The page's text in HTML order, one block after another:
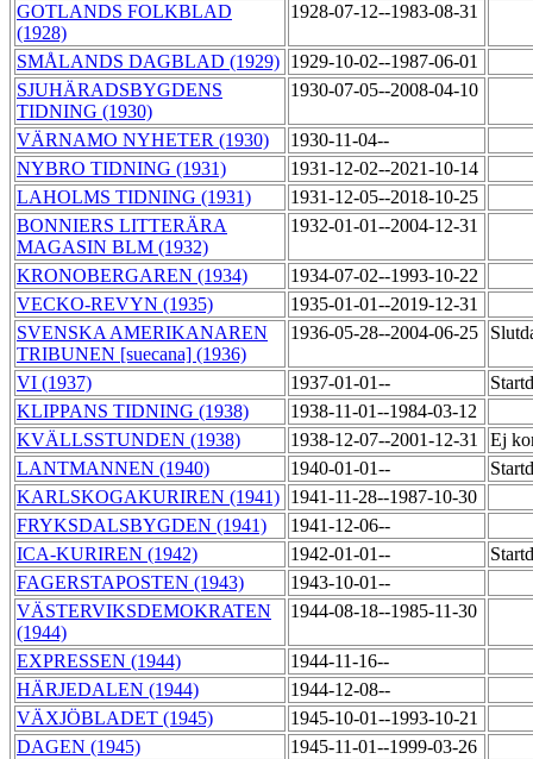
GOTLANDS FOLKBLAD
(1928)
1928-07-12--1983-08-31
SMÅLANDS DAGBLAD (1929) 1929-10-02--1987-06-01
SJUHÄRADSBYGDENS
TIDNING (1930)
1930-07-05--2008-04-10
VÄRNAMO NYHETER (1930)
1930-11-04--
NYBRO TIDNING (1931)
1931-12-02--2021-10-14
LAHOLMS TIDNING (1931)
1931-12-05--2018-10-25
BONNIERS LITTERÄRA
MAGASIN BLM (1932)
1932-01-01--2004-12-31
KRONOBERGAREN (1934)
1934-07-02--1993-10-22
VECKO-REVYN (1935)
1935-01-01--2019-12-31
SVENSKA AMERIKANAREN
TRIBUNEN [suecana] (1936)
1936-05-28--2004-06-25
VI (1937) 1937-01-01--
KLIPPANS TIDNING (1938)
1938-11-01--1984-03-12
KVÄLLSSTUNDEN (1938)
1938-12-07--2001-12-31
Ej
LANTMANNEN (1940)
1940-01-01--
KARLSKOGAKURIREN (1941) 1941-11-28--1987-10-30
FRYKSDALSBYGDEN (1941)
1941-12-06--
ICA-KURIREN (1942)
1942-01-01--
FAGERSTAPOSTEN (1943)
1943-10-01--
VÄSTERVIKSDEMOKRATEN
(1944)
1944-08-18--1985-11-30
EXPRESSEN (1944)
1944-11-16--
HÄRJEDALEN (1944)
1944-12-08--
VÄXJÖBLADET (1945)
1945-10-01--1993-10-21
DAGEN (1945)
1945-11-01--1999-03-26